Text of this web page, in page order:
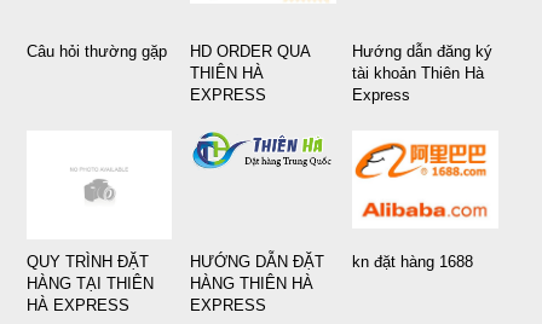
Câu hỏi thường gặp
HD ORDER QUA
THIÊN HÀ
EXPRESS
Hướng dẫn đăng ký
tài khoản Thiên Hà
Express
QUY TRÌNH ĐẶT
HÀNG TẠI THIÊN
HÀ EXPRESS
HƯỚNG DẪN ĐẶT
HÀNG THIÊN HÀ
EXPRESS
kn đặt hàng 1688